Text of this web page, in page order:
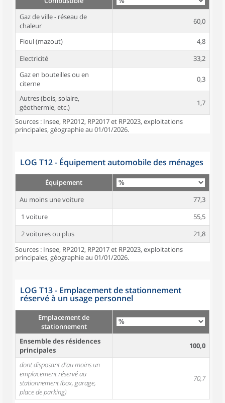
Gaz de ville - réseau de
chaleur
60,0
Fioul (mazout)
4,8
Electricité
33,2
Gaz en bouteilles ou en
citerne
0,3
Autres (bois, solaire,
géothermie, etc.)
1,7
Sources : Insee, RP2012, RP2017 et RP2023, exploitations
principales, géographie au 01/01/2026.
LOG T12 - Équipement automobile des ménages
Équipement
Au moins une voiture
77,3
1 voiture
55,5
2 voitures ou plus
21,8
Sources : Insee, RP2012, RP2017 et RP2023, exploitations
principales, géographie au 01/01/2026.
LOG T13 - Emplacement de stationnement
réservé à un usage personnel
Emplacement de
stationnement
Ensemble des résidences
principales
100,0
dont disposant d'au moins un
emplacement réservé au
stationnement (box, garage,
place de parking)
70,7